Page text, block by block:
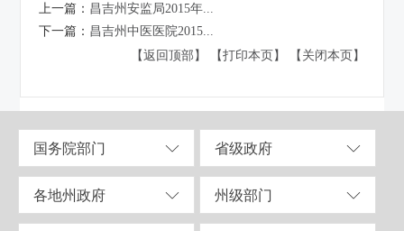
上一篇： 昌吉州安监局2015年...
下一篇： 昌吉州中医医院2015...
【返回顶部】
【打印本页】 【关闭本页】
国务院部门 省级政府
各地州政府 州级部门